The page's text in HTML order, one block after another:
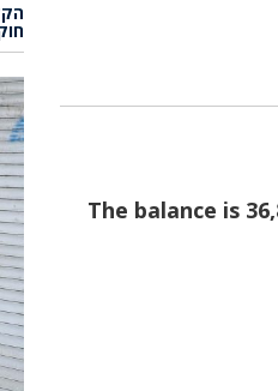
🏧 The balance is